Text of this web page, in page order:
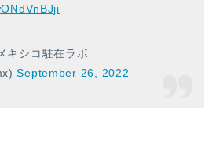
キシコ駐在ラボ
September 26, 2022